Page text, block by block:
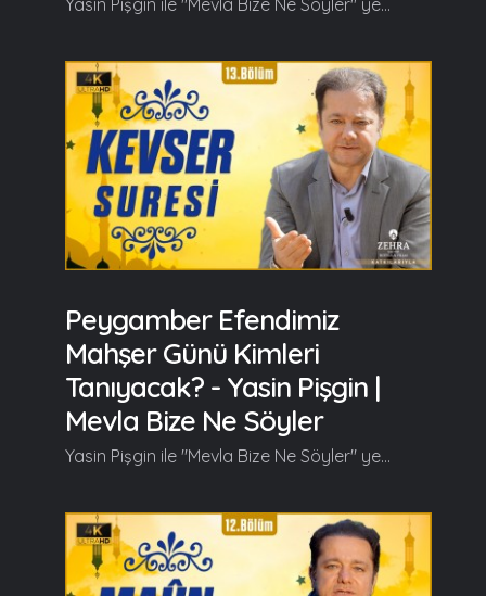
Yasin Pişgin ile "Mevla Bize Ne Söyler" yeni bölümüyle kaldığı yerden devam ediyor. Yasin Pişgin bu bölümde Kafirun Suresi'nin tefsirini anlattı. Yasin Pişgin bu bölümün başlangıcında şunları söyledi; Pek kıymetli MyMecra dostlarımız inşallah bu gün yine Kur'an'dan bir sure ile Kafirun Suresi ile birlikteyiz ve onlarlar birlikte, Kafirun Suresi ile birlikte yine Mevla bize ne söyler bunu anlamaya, idrak etmeye çalışacağız... Kafirun demek, kafirler demek. Ve bununla özelde, Efendimiz (s.a.v) döneminde onun davasına, onun nübüvvet çağrısına muhalefet eden kafirler genel anlamıyla da kıyamete kadar Kur'an'a, Hazreti Peygamber'in yoluna mukavemet gösteren bütün kafirler kastedilir. Bu surenin indiği bir bağlam var, bu bağlamı anladığımız zaman sureyi daha iyi anlayacağımızı düşünüyorum... Biliyorsunuz, Efendimiz (s.a.v) puta tapılan, insanların kendi eliyle put yaptığı, kendisi yapıp kendisi taptığı bir toplumda insanları tek olan ilaha, Allah'a tevhide davet etti. Müşrikler Peygamber Efendimiz'in (s.a.v) davasının şahsi bir iddia olduğunu zannettiler işin evveliyatında ve onu bu davasından caydırabilmek, istikametinden kaydırabilmek için pek çok hamleler yaptılar... Mesele bir defasında Peygamber Efendimiz'e geldiler yanında amcası Ebu Talip olduğu halde, Peygamber'imize Mekke'nin yönetimini, Mekke'nin en güzel kızlarıyla izdivacı, evliliği ya da işte çok ciddi külliyatlı miktarlarda mal, altın, gümüş teklif ettiler. Peygamber Efendimiz aslında çok bildiğimiz ifadedir, onlara cevap bile vermeye tenezzül etmedi amcası Ebu Talip'e; Amca bunlar bana Mekke'nin şu şu imkanlarını teklif ediyorlar davamdan dönmem için bunlar benim Güneş'i sağ elime, Ay'ı sol elime koysalar ben bu davadan vazgeçmem dedi... Devamı videoda... Ramazan güzeldir, Beraber güzelleşelim...
Peygamber Efendimiz
Mahşer Günü Kimleri
Tanıyacak? - Yasin Pişgin |
Mevla Bize Ne Söyler
Yasin Pişgin ile "Mevla Bize Ne Söyler" yeni bölümüyle kaldığı yerden devam ediyor. Yasin Pişgin bu bölümde Kevser Suresi'nin tefsirini anlattı. Yasin Pişgin bu bölümün başlangıcında şunları söyledi; Pek kıymetli MyMecra dostlarımız, inşallah bu gün yeni bir sure ile yeniden başbaşayız. Bu gün Kevser Suresi'nde Mevla bize ne söyler bunun üzerinde birlikte düşüneceğiz, birlikte konuşacağız. Tabi daha önceki programlarımızda da bahsetmiştik Mekkeli müşriklerin Peygamber Efendimize (s.a.v) bakış açılarını, Efendimizin ben Allah'ın elçisiyim diyip onları uyardığında, putlara tapmaktan onları nehyedip tevhide davet ettiğinde onların Peygamberimiz ile nasıl hasımlaştıklarını, Peygamberimizi tahkir ve tezyif etmek için nasıl bir çabanın içerisine girdiklerini ve Efendimizi (s.a.v) ve Ashabını aşağılamak için hiç bir vesileyi kaçırmadıklarını açık bir şekilde önceki programlarımızda ifade etmiştik... Aslında bu sure de, bu surenin inişi de Peygamber Efendimiz ile müşrikler arasındaki bu ilişkinin bir sonucu, o ilişkiyle ilgili olarak yani müşriklerin Peygamber Efendimiz ile ilgili o olumsuz propagandalarına bir cevap niteliği taşıyor... Peygamber Efendimizin (s.a.v) erkek çocukları uzun süre yaşamadı. Müşrikler erkek çocuklara önem verdikleri için, kız çocuklarını diri diri toprağa gömdükleri için, onlardan birisine senin bir kız çocuğun olmuş dendiğinde, doğum yapmakta olan hanımından böyle bir haber geldiğinde Kur'an'ın ifadesiyle; yüzleri simsiyah kesildiği için Peygamber Efendimizin pek çok hikmetten dolayı belki erkek çocuğu olmadığı için, olanlar uzun yaşamadığı için Peygamber Efendimize 'ebter' dediler... Devamı videoda... Ramazan güzeldir, Beraber güzelleşelim...